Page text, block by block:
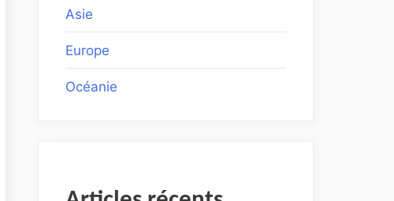
Asie
Europe
Océanie